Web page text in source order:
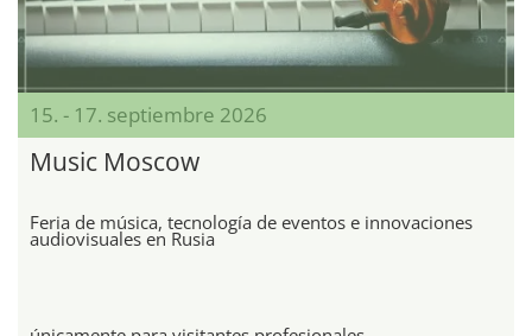
15. - 17. septiembre 2026
Music Moscow
Feria de música, tecnología de eventos e innovaciones
audiovisuales en Rusia